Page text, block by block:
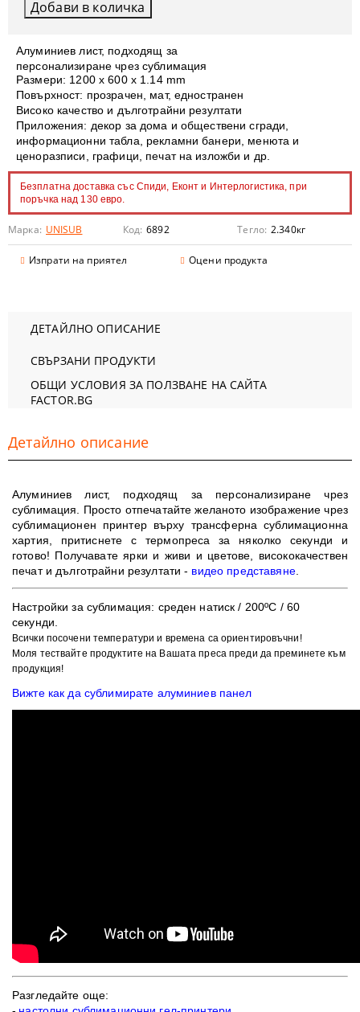
Алуминиев лист, подходящ за
персонализиране чрез сублимация
Размери: 1200 x 600 х 1.14 mm
Повърхност: прозрачен, мат, едностранен
Високо качество и дълготрайни резултати
Приложения: декор за дома и обществени сгради,
информационни табла, рекламни банери, менюта и
ценоразписи, графици, печат на изложби и др.
Безплатна доставка със Спиди, Еконт и Интерлогистика, при
поръчка над 130 евро.
Марка: UNISUB Код: 6892 Тегло: 2.340кг
Изпрати на приятел Оцени продукта
ДЕТАЙЛНО ОПИСАНИЕ
СВЪРЗАНИ ПРОДУКТИ
ОБЩИ УСЛОВИЯ ЗА ПОЛЗВАНЕ НА САЙТА
FACTOR.BG
Детайлно описание
Алуминиев лист, подходящ за персонализиране чрез
сублимация. Просто отпечатайте желаното изображение чрез
сублимационен принтер върху трансферна сублимационна
хартия, притиснете с термопреса за няколко секунди и
готово! Получавате ярки и живи и цветове, висококачествен
печат и дълготрайни резултати - видео представяне.
​Настройки за сублимация: среден натиск / 200ºC / 60
секунди.
Всички посочени температури и времена са ориентировъчни!
Моля тествайте продуктите на Вашата преса преди да преминете към
продукция!
Вижте как да сублимирате алуминиев панел
Разгледайте още: